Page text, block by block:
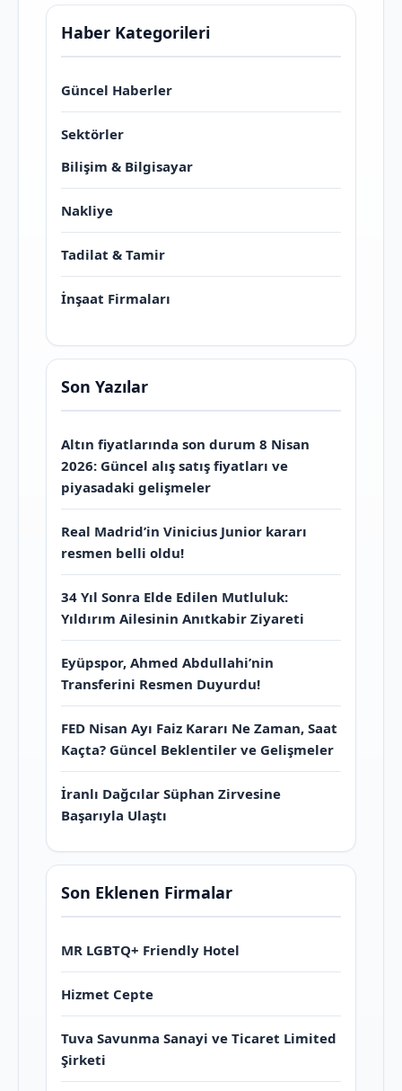
Haber Kategorileri
Güncel Haberler
Sektörler
Bilişim & Bilgisayar
Nakliye
Tadilat & Tamir
İnşaat Firmaları
Son Yazılar
Altın fiyatlarında son durum 8 Nisan
2026: Güncel alış satış fiyatları ve
piyasadaki gelişmeler
Real Madrid’in Vinicius Junior kararı
resmen belli oldu!
34 Yıl Sonra Elde Edilen Mutluluk:
Yıldırım Ailesinin Anıtkabir Ziyareti
Eyüpspor, Ahmed Abdullahi’nin
Transferini Resmen Duyurdu!
FED Nisan Ayı Faiz Kararı Ne Zaman, Saat
Kaçta? Güncel Beklentiler ve Gelişmeler
İranlı Dağcılar Süphan Zirvesine
Başarıyla Ulaştı
Son Eklenen Firmalar
MR LGBTQ+ Friendly Hotel
Hizmet Cepte
Tuva Savunma Sanayi ve Ticaret Limited
Şirketi